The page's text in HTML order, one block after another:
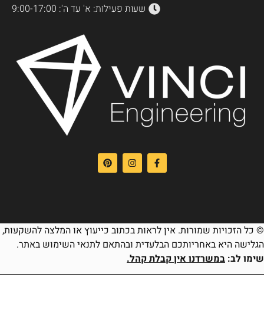
שעות פעילות: א' עד ה': 9:00-17:00
כל הזכויות שמורות. אין לראות בכתוב כייעוץ או המלצה להשקעות,
היא באחריותכם הבלעדית ובהתאם לתנאי השימוש באתר.
לב: במשרדנו אין קבלת קהל.